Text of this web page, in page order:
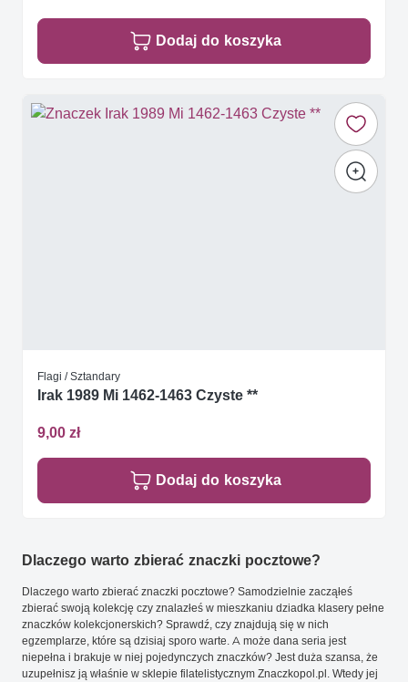
Dodaj do koszyka
Flagi / Sztandary
Irak 1989 Mi 1462-1463 Czyste **
9,00 zł
Dodaj do koszyka
Dlaczego warto zbierać znaczki pocztowe?
Dlaczego warto zbierać znaczki pocztowe? Samodzielnie zacząłeś
zbierać swoją kolekcję czy znalazłeś w mieszkaniu dziadka klasery pełne
znaczków kolekcjonerskich? Sprawdź, czy znajdują się w nich
egzemplarze, które są dzisiaj sporo warte. A może dana seria jest
niepełna i brakuje w niej pojedynczych znaczków? Jest duża szansa, że
uzupełnisz ją właśnie w sklepie filatelistycznym Znaczkopol.pl. Wtedy jej